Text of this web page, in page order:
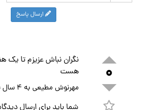
ارسال پاسخ
۰
نگران نباش عزیزم تا یک
هست
مهرنوش مطیعیبه ۴ سال قبل
شما باید برای ارسال